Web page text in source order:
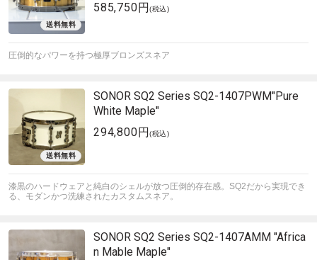
585,750円(税込)
圧倒的なパワーを持つ極厚ブロンズスネア
SONOR SQ2 Series SQ2-1407PWM"Pure
White Maple"
294,800円(税込)
漆黒のハードウェアと純白のシェルが放つ圧倒的存在感。SQ2だから実現でき
る、モダンかつ洗練されたカスタムスネア。
SONOR SQ2 Series SQ2-1407AMM "Africa
n Mable Maple"